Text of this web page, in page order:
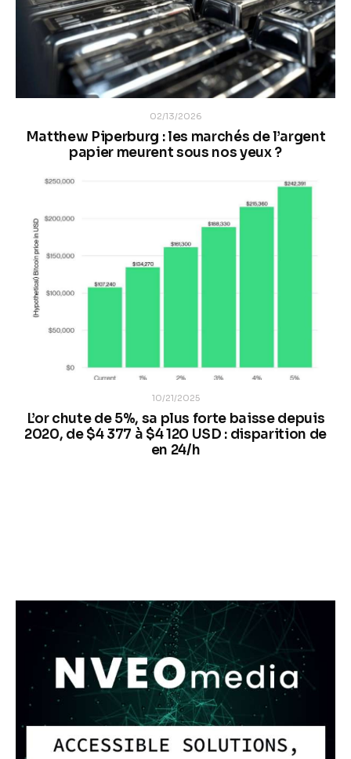
02/13/2026
Matthew Piperburg : les marchés de l’argent
papier meurent sous nos yeux ?
10/21/2025
L’or chute de 5%, sa plus forte baisse depuis
2020, de $4 377 à $4 120 USD : disparition de
en 24/h